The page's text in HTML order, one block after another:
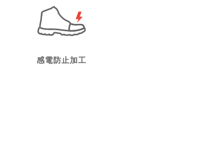
感電防止加工